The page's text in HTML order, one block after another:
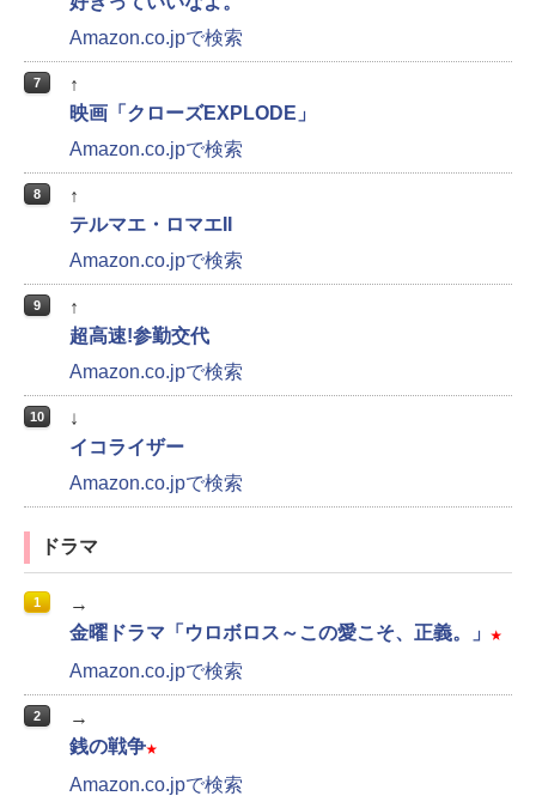
Amazon.co.jpで検索
7
↑
映画「クローズEXPLODE」
Amazon.co.jpで検索
8
↑
テルマエ・ロマエII
Amazon.co.jpで検索
9
↑
超高速!参勤交代
Amazon.co.jpで検索
10
↓
イコライザー
Amazon.co.jpで検索
ドラマ
1
→
金曜ドラマ「ウロボロス～この愛こそ、正義。」
★
Amazon.co.jpで検索
2
→
銭の戦争★
Amazon.co.jpで検索